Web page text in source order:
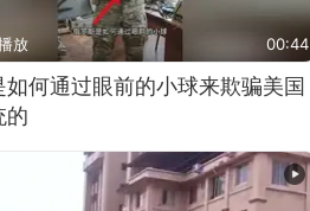
放 00:44
如何通过眼前的小球来欺骗美国
的